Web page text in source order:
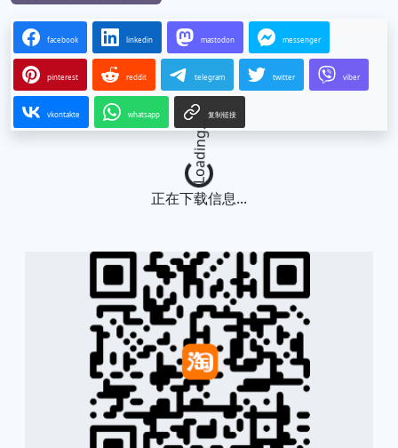
facebook linkedin mastodon messenger
pinterest reddit telegram twitter viber
vkontakte whatsapp 复制链接
Loading...
正在下载信息...